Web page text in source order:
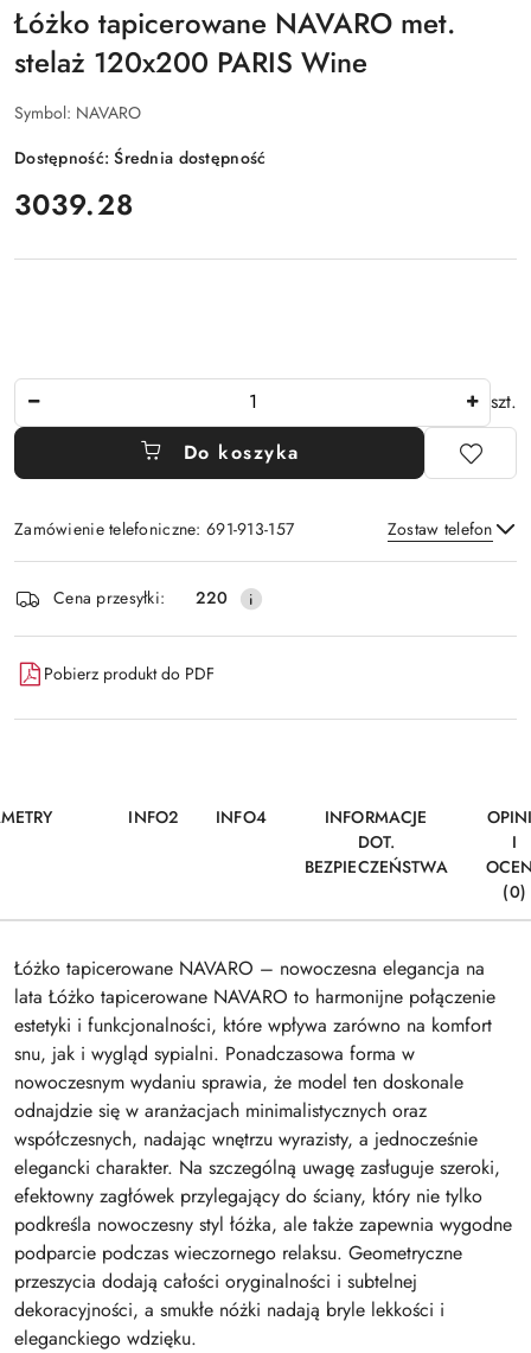
Łóżko tapicerowane NAVARO met.
stelaż 120x200 PARIS Wine
Symbol: NAVARO
Dostępność:Średnia dostępność
cena:
3039.28
szt.
Do koszyka
Zamówienie telefoniczne: 691-913-157 Zostaw telefon
Wyślij
Dostępność
i
dostawa
Cena przesyłki: 220
Pobierz produkt do PDF
INFO2 INFO4
INFORMACJE
DOT.
BEZPIECZEŃSTWA
I
(0)
Łóżko tapicerowane NAVARO – nowoczesna elegancja na
lata Łóżko tapicerowane NAVARO to harmonijne połączenie
estetyki i funkcjonalności, które wpływa zarówno na komfort
snu, jak i wygląd sypialni. Ponadczasowa forma w
nowoczesnym wydaniu sprawia, że model ten doskonale
odnajdzie się w aranżacjach minimalistycznych oraz
współczesnych, nadając wnętrzu wyrazisty, a jednocześnie
elegancki charakter. Na szczególną uwagę zasługuje szeroki,
efektowny zagłówek przylegający do ściany, który nie tylko
podkreśla nowoczesny styl łóżka, ale także zapewnia wygodne
podparcie podczas wieczornego relaksu. Geometryczne
przeszycia dodają całości oryginalności i subtelnej
dekoracyjności, a smukłe nóżki nadają bryle lekkości i
eleganckiego wdzięku.